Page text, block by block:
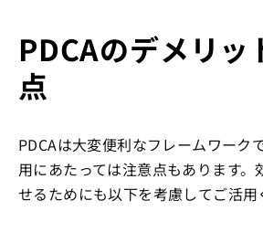
PDCAのデメリッ
点
PDCAは大変便利なフレームワーク
用にあたっては注意点もあります。
せるためにも以下を考慮してご活用